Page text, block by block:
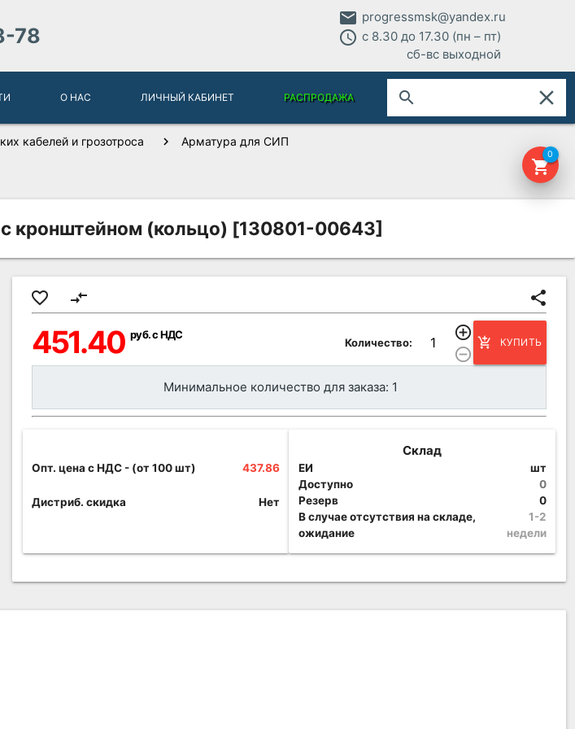
78
email progressmsk@yandex.ru
access_time с 8.30 до 17.30 (пн – пт)
сб-вс выходной
О НАС ЛИЧНЫЙ КАБИНЕТ РАСПРОДАЖА search close
shopping_cart
0
кабелей и грозотроса Арматура для СИП
(кольцо) [130801-00643]
favorite_border compare_arrows share
451.40руб. с НДС
Количество:
add_circle_outline
remove_circle_outline
add_shopping_cart КУПИТЬ
Минимальное количество для заказа: 1
Опт. цена c НДС- (от 100 шт) 437.86
Дистриб. скидка Нет
Склад
ЕИ
шт
Доступно
0
Резерв
0
В случае отсутствия на складе,
ожидание
1-2
недели